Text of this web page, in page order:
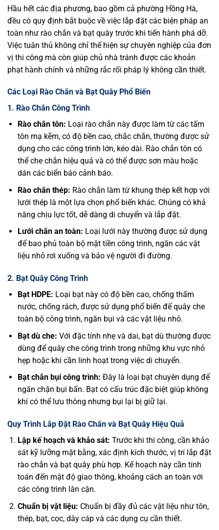
Hầu hết các địa phương, bao gồm cả phường Hồng Hà,
đều có quy định bắt buộc về việc lắp đặt các biện pháp an
toàn như rào chắn và bạt quây trước khi tiến hành phá dỡ.
Việc tuân thủ không chỉ thể hiện sự chuyên nghiệp của đơn
vị thi công mà còn giúp chủ nhà tránh được các khoản
phạt hành chính và những rắc rối pháp lý không cần thiết.
Các Loại Rào Chắn và Bạt Quây Phổ Biến
1. Rào Chắn Công Trình
Rào chắn tôn: Loại rào chắn này được làm từ các tấm
tôn mạ kẽm, có độ bền cao, chắc chắn, thường được sử
dụng cho các công trình lớn, kéo dài. Rào chắn tôn có
thể che chắn hiệu quả và có thể được sơn màu hoặc
dán các biển báo cảnh báo.
Rào chắn thép: Rào chắn làm từ khung thép kết hợp với
lưới thép là một lựa chọn phổ biến khác. Chúng có khả
năng chịu lực tốt, dễ dàng di chuyển và lắp đặt.
Lưới chắn an toàn: Loại lưới này thường được sử dụng
để bao phủ toàn bộ mặt tiền công trình, ngăn các vật
liệu nhỏ rơi xuống và bảo vệ người đi đường.
2. Bạt Quây Công Trình
Bạt HDPE: Loại bạt này có độ bền cao, chống thấm
nước, chống rách, được sử dụng phổ biến để quây che
toàn bộ công trình, ngăn bụi và các vật liệu nhỏ.
Bạt dù che: Với đặc tính nhẹ và dai, bạt dù thường được
dùng để quây che công trình trong những khu vực nhỏ
hẹp hoặc khi cần linh hoạt trong việc di chuyển.
Bạt chắn bụi công trình: Đây là loại bạt chuyên dụng để
ngăn chặn bụi bẩn. Bạt có cấu trúc đặc biệt giúp không
khí có thể lưu thông nhưng bụi lại bị giữ lại.
Quy Trình Lắp Đặt Rào Chắn và Bạt Quây Hiệu Quả
Lập kế hoạch và khảo sát: Trước khi thi công, cần khảo
sát kỹ lưỡng mặt bằng, xác định kích thước, vị trí lắp đặt
rào chắn và bạt quây phù hợp. Kế hoạch này cần tính
toán đến mật độ giao thông, khoảng cách an toàn với
các công trình lân cận.
Chuẩn bị vật liệu: Chuẩn bị đầy đủ các vật liệu như tôn,
thép, bạt, cọc, dây cáp và các dụng cụ cần thiết.